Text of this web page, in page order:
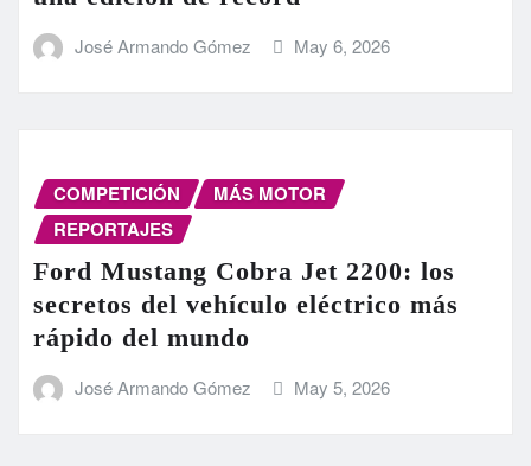
José Armando Gómez May 6, 2026
COMPETICIÓN
MÁS MOTOR
REPORTAJES
Ford Mustang Cobra Jet 2200: los
secretos del vehículo eléctrico más
rápido del mundo
José Armando Gómez May 5, 2026